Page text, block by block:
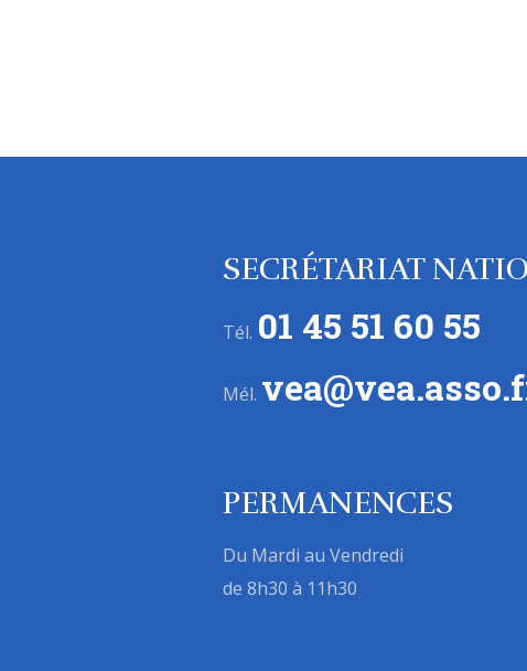
SECRÉTARIAT
Tél. 01 45 51 60 55
Mél.
PERMANENCES
Du Mardi au Vendredi
de 8h30 à 11h30